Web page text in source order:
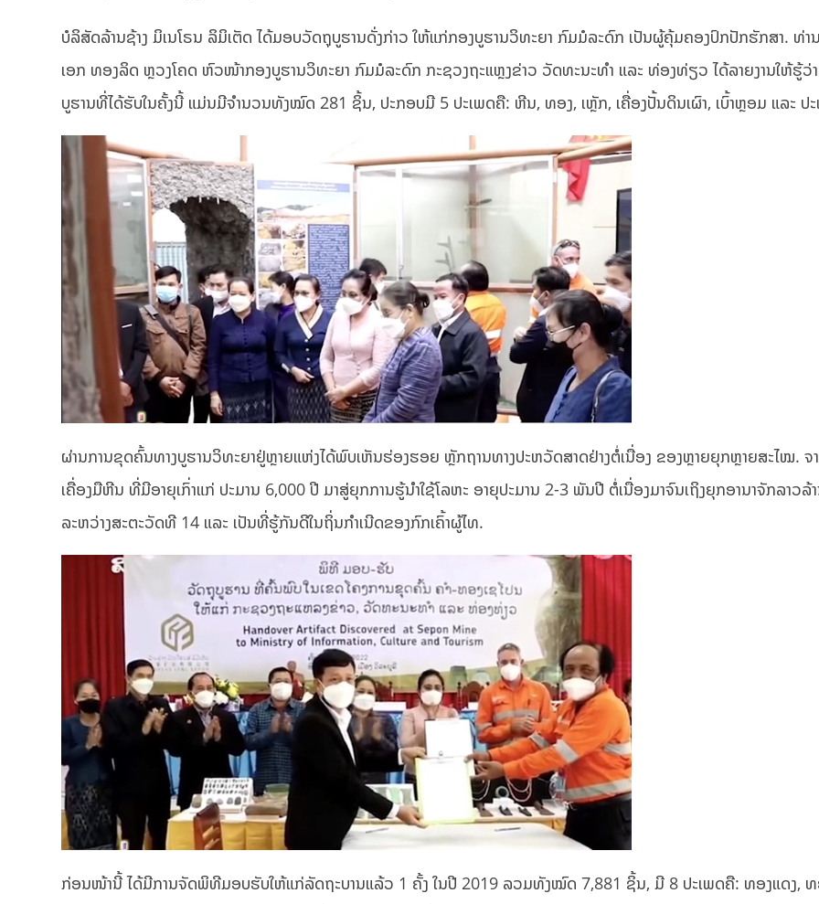
ບໍລິສັດລ້ານຊ້າງ ມິເນໂຣນ ລິມິເຕັດ ໄດ້ມອບວັດຖຸບູຮານດັ່ງກ່າວ ໃຫ້ແກ່ກອງບູຮານວິທະຍາ ກົມມໍລະດົກ ເປັນຜູ້ຄຸ້ມຄອງປົກປັກຮັກສາ. ທ່າ
ເອກ ທອງລິດ ຫຼວງໂຄດ ຫົວໜ້າກອງບູຮານວິທະຍາ ກົມມໍລະດົກ ກະຊວງຖະແຫຼງຂ່າວ ວັດທະນະທຳ ແລະ ທ່ອງທ່ຽວ ໄດ້ລາຍງານໃຫ້ຮູ້ວ່
ບູຮານທີ່ໄດ້ຮັບໃນຄັ້ງນີ້ ແມ່ນມີຈຳນວນທັງໝົດ 281 ຊິ້ນ, ປະກອບມີ 5 ປະເພດຄື: ຫີນ, ທອງ, ເຫຼັກ, ເຄື່ອງປັ້ນດິນເຜົາ, ເບົ້າຫຼອມ ແລະ ປ
ຜ່ານການຂຸດຄົ້ນທາງບູຮານວິທະຍາຢູ່ຫຼາຍແຫ່ງໄດ້ພົບເຫັນຮ່ອງຮອຍ ຫຼັກຖານທາງປະຫວັດສາດຢ່າງຕໍ່ເນື່ອງ ຂອງຫຼາຍຍຸກຫຼາຍສະໄໝ. ຈ
ເຄື່ອງມືຫີນ ທີ່ມີອາຍຸເກົ່າແກ່ ປະມານ 6,000 ປີ ມາສູ່ຍຸກການຮູ້ນຳໃຊ້ໂລຫະ ອາຍຸປະມານ 2-3 ພັນປີ ຕໍ່ເນື່ອງມາຈົນເຖິງຍຸກອານາຈັກລາວລ້າ
ລະຫວ່າງສະຕະວັດທີ 14 ແລະ ເປັນທີ່ຮູ້ກັນດີໃນຖິ່ນກຳເນີດຂອງກົກເຄົ້າຜູ້ໄທ.
ກ່ອນໜ້ານີ້ ໄດ້ມີການຈັດພິທີມອບຮັບໃຫ້ແກ່ລັດຖະບານແລ້ວ 1 ຄັ້ງ ໃນປີ 2019 ລວມທັງໝົດ 7,881 ຊິ້ນ, ມີ 8 ປະເພດຄື: ທອງແດງ, ທ